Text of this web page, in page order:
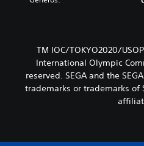
TM IOC/TOKYO2020/
International Olympic
reserved. SEGA and the
trademarks or trademarks of